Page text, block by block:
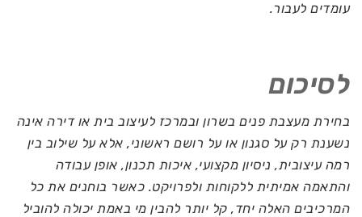
עומדים לעבור.
לסיכום
בחירת מעצבת פנים בשרון ובמרכז לעיצוב בית או דירה אינה
נשענת רק על סגנון או על רושם ראשוני, אלא על שילוב בין
רמה עיצובית, ניסיון מקצועי, איכות תכנון, אופן עבודה
והתאמה אמיתית ללקוחות ולפרויקט. כאשר בוחנים את כל
המרכיבים האלה יחד, קל יותר להבין מי באמת יכולה להוביל